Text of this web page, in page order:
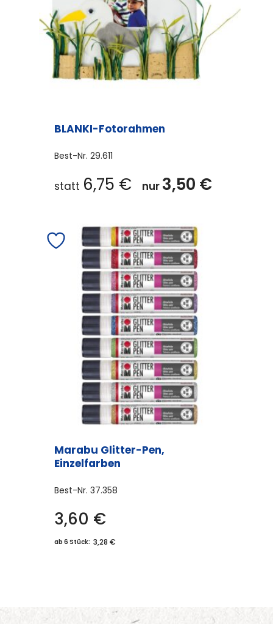
BLANKI-Fotorahmen
Best-Nr. 29.611
statt 6,75 € nur 3,50 €
Marabu Glitter-Pen,
Einzelfarben
Best-Nr. 37.358
3,60 €
ab 6 Stück: 3,28 €